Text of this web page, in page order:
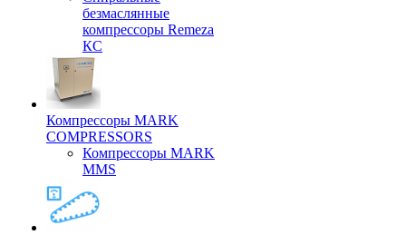
безмаслянные
компрессоры Remeza
КС
Компрессоры MARK
COMPRESSORS
Компрессоры MARK
MMS